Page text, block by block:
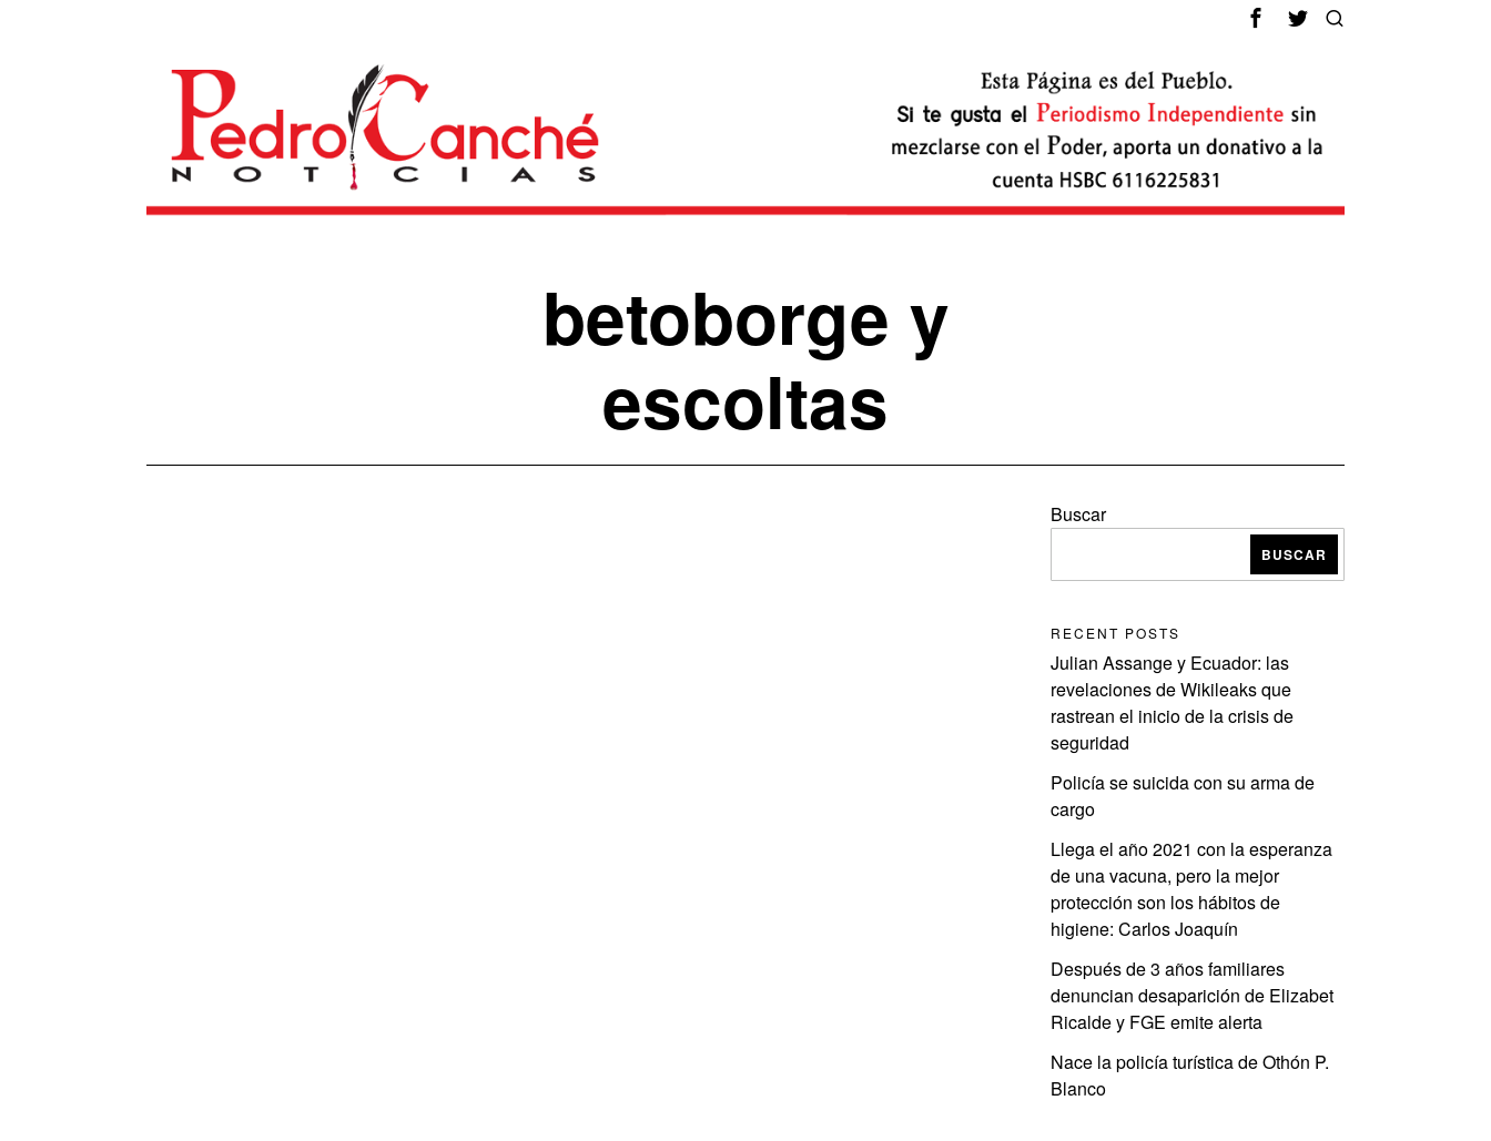
betoborge y
escoltas
Buscar
BUSCAR
RECENT POSTS
Julian Assange y Ecuador: las
revelaciones de Wikileaks que
rastrean el inicio de la crisis de
seguridad
Policía se suicida con su arma de
cargo
Llega el año 2021 con la esperanza
de una vacuna, pero la mejor
protección son los hábitos de
higiene: Carlos Joaquín
Después de 3 años familiares
denuncian desaparición de Elizabet
Ricalde y FGE emite alerta
Nace la policía turística de Othón P.
Blanco